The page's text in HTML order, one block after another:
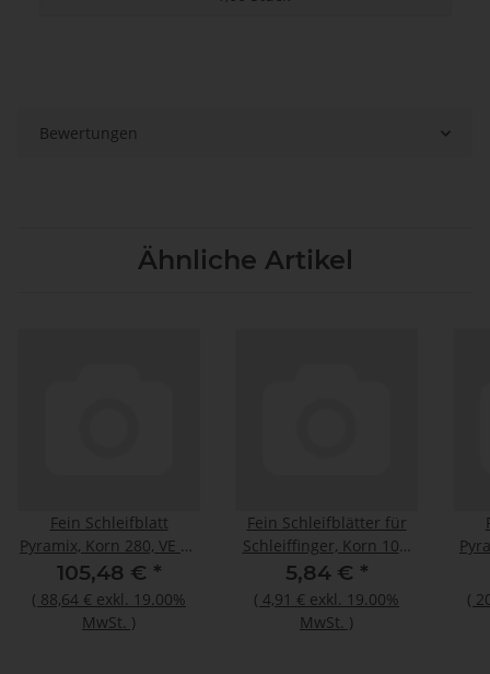
Bewertungen
Ähnliche Artikel
Fein Schleifblatt
Pyramix, Korn 280, VE 25
St
105,48 € *
( 88,64 € exkl. 19.00%
MwSt. )
Fein Schleifblätter für
Schleiffinger, Korn 100,
VE 20 St
5,84 € *
( 4,91 € exkl. 19.00%
MwSt. )
(